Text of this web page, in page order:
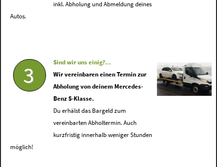
inkl. Abholung und Abmeldung deines
Autos.
3
Sind wir uns einig?...
Wir vereinbaren einen Termin zur
Abholung von deinem Mercedes-
Benz S-Klasse.
Du erhälst das Bargeld zum
vereinbarten Abholtermin. Auch
kurzfristig innerhalb weniger Stunden
möglich!